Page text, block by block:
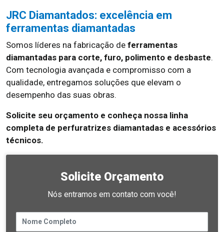
JRC Diamantados: excelência em
ferramentas diamantadas
Somos líderes na fabricação de ferramentas
diamantadas para corte, furo, polimento e desbaste.
Com tecnologia avançada e compromisso com a
qualidade, entregamos soluções que elevam o
desempenho das suas obras.
Solicite seu orçamento e conheça nossa linha
completa de perfuratrizes diamantadas e acessórios
técnicos.
Solicite Orçamento
Nós entramos em contato com você!